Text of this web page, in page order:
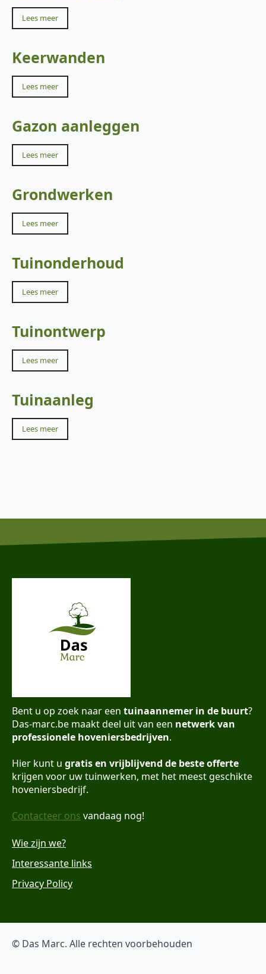
Lees meer
Keerwanden
Lees meer
Gazon aanleggen
Lees meer
Grondwerken
Lees meer
Tuinonderhoud
Lees meer
Tuinontwerp
Lees meer
Tuinaanleg
Lees meer
Bent u op zoek naar een tuinaannemer in de buurt?
Das-marc.be maakt deel uit van een netwerk van
professionele hoveniersbedrijven.
Hier kunt u gratis en vrijblijvend de beste offerte
krijgen voor uw tuinwerken, met het meest geschikte
hoveniersbedrijf.
Contacteer ons vandaag nog!
Wie zijn we?
Interessante links
Privacy Policy
© Das Marc. Alle rechten voorbehouden